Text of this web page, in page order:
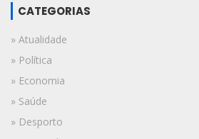
CATEGORIAS
» Atualidade
» Política
» Economia
» Saúde
» Desporto